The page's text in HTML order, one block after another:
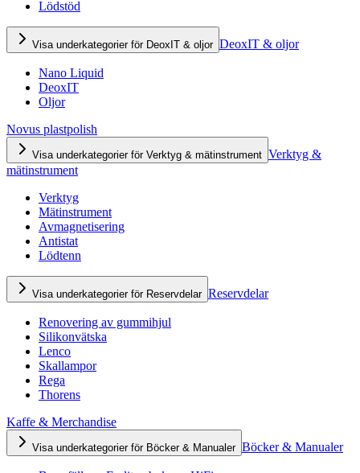
Lödstöd
Visa underkategorier för DeoxIT & oljor DeoxIT & oljor
Nano Liquid
DeoxIT
Oljor
Novus plastpolish
Visa underkategorier för Verktyg & mätinstrument Verktyg &
mätinstrument
Verktyg
Mätinstrument
Avmagnetisering
Antistat
Lödtenn
Visa underkategorier för Reservdelar Reservdelar
Renovering av gummihjul
Silikonvätska
Lenco
Skallampor
Rega
Thorens
Kaffe & Merchandise
Visa underkategorier för Böcker & Manualer Böcker & Manualer